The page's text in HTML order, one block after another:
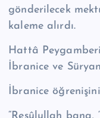
gönderilecek
kaleme alırdı.
Hattâ
İbranice ve
İbranice